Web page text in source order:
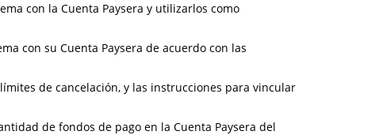
con la Cuenta Paysera y utilizarlos como
con su Cuenta Paysera de acuerdo con las
de cancelación, y las instrucciones para vincular
de fondos de pago en la Cuenta Paysera del